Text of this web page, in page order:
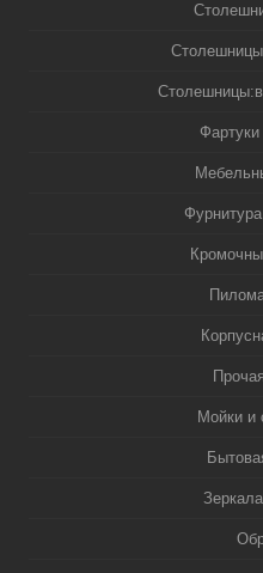
Мойки и